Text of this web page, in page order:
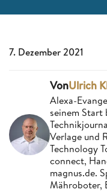
7. Dezember 2021
VonUlrich
Alexa-
seinem Start
Verlage und
Technology
connect,
magnus.de.
Mähroboter,